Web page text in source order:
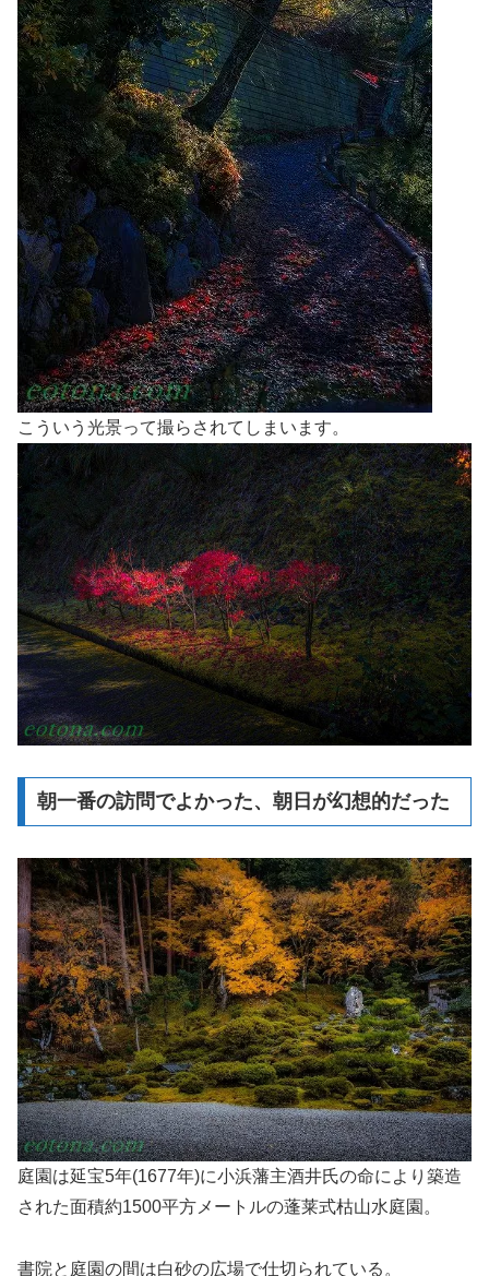
こういう光景って撮らされてしまいます。
朝一番の訪問でよかった、朝日が幻想的だった
庭園は延宝5年(1677年)に小浜藩主酒井氏の命により築造
された面積約1500平方メートルの蓬莱式枯山水庭園。
書院と庭園の間は白砂の広場で仕切られている。